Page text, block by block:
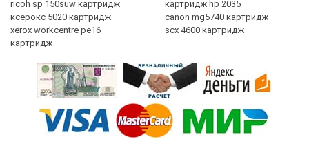
ricoh sp 150suw картридж
картридж hp 2035
ксерокс 5020 картридж
canon mg5740 картридж
xerox workcentre pe16
картридж
scx 4600 картридж